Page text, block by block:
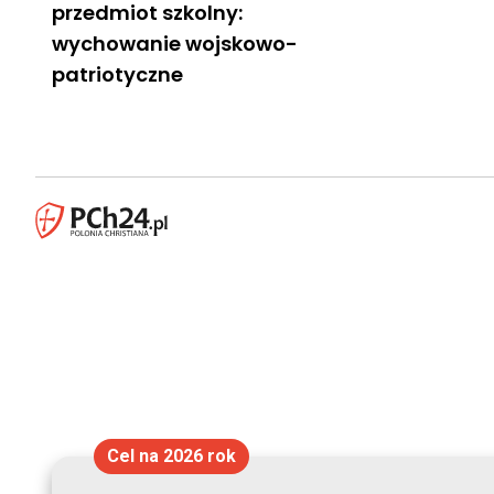
przedmiot szkolny:
wychowanie wojskowo-
patriotyczne
Cel na 2026 rok